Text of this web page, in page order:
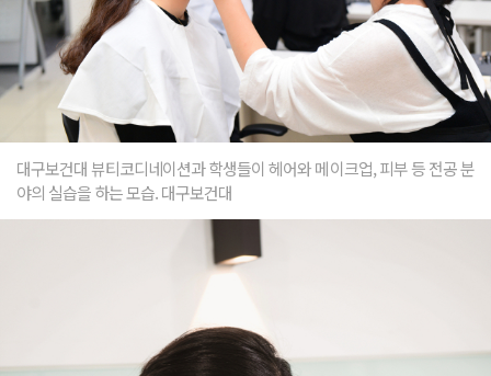
대구보건대 뷰티코디네이션과 학생들이 헤어와 메이크업, 피부 등 전공 분
야의 실습을 하는 모습. 대구보건대